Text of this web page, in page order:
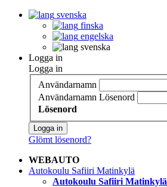
svenska
finska
engelska
svenska
Logga in
Logga in
Användarnamn
Användarnamn Lösenord
Lösenord
Logga in
Glömt lösenord?
WEBAUTO
Autokoulu Safiiri Matinkylä
Autokoulu Safiiri Matinkylä